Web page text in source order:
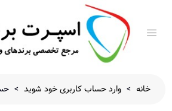
خانه > وارد حساب کاربری خود شوید >